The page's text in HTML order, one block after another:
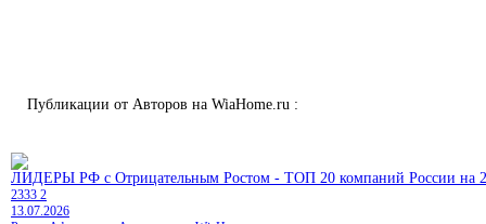
Публикации от Авторов на WiaHome.ru :
ЛИДЕРЫ РФ с Отрицательным Ростом - ТОП 20 компаний России на
2333 2
13.07.2026